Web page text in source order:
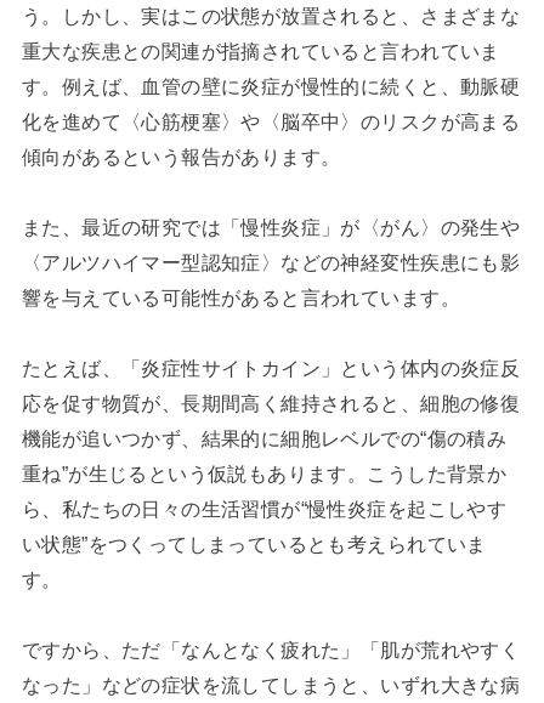
う。しかし、実はこの状態が放置されると、さまざまな
重大な疾患との関連が指摘されていると言われていま
す。例えば、血管の壁に炎症が慢性的に続くと、動脈硬
化を進めて〈心筋梗塞〉や〈脳卒中〉のリスクが高まる
傾向があるという報告があります。
また、最近の研究では「慢性炎症」が〈がん〉の発生や
〈アルツハイマー型認知症〉などの神経変性疾患にも影
響を与えている可能性があると言われています。
たとえば、「炎症性サイトカイン」という体内の炎症反
応を促す物質が、長期間高く維持されると、細胞の修復
機能が追いつかず、結果的に細胞レベルでの“傷の積み
重ね”が生じるという仮説もあります。こうした背景か
ら、私たちの日々の生活習慣が“慢性炎症を起こしやす
い状態”をつくってしまっているとも考えられていま
す。
ですから、ただ「なんとなく疲れた」「肌が荒れやすく
なった」などの症状を流してしまうと、いずれ大きな病